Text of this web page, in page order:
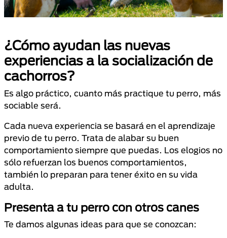
¿Cómo ayudan las nuevas
experiencias a la socialización de
cachorros?
Es algo práctico, cuanto más practique tu perro, más
sociable será.
Cada nueva experiencia se basará en el aprendizaje
previo de tu perro. Trata de alabar su buen
comportamiento siempre que puedas. Los elogios no
sólo refuerzan los buenos comportamientos,
también lo preparan para tener éxito en su vida
adulta.
Presenta a tu perro con otros canes
Te damos algunas ideas para que se conozcan: